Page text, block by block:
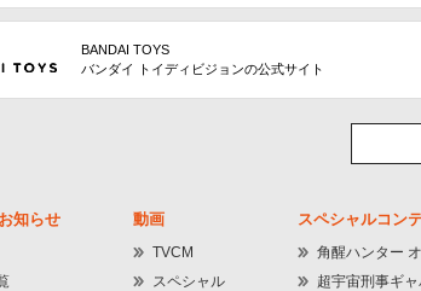
BANDAI TOYS
バンダイ トイディビジョンの公式サイト
知らせ 動画
TVCM
スペシャル
スペシャルコン
角醒ハンター
超宇宙刑事ギ